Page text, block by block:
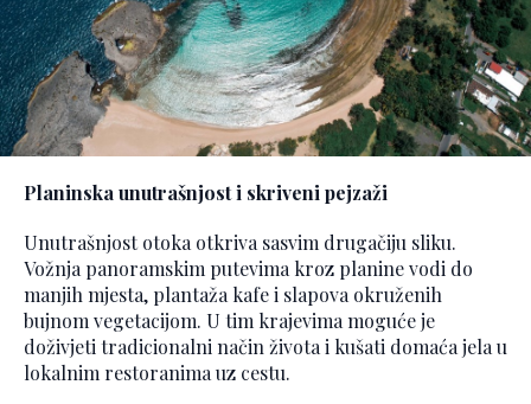
Planinska unutrašnjost i skriveni pejzaži
Unutrašnjost otoka otkriva sasvim drugačiju sliku.
Vožnja panoramskim putevima kroz planine vodi do
manjih mjesta, plantaža kafe i slapova okruženih
bujnom vegetacijom. U tim krajevima moguće je
doživjeti tradicionalni način života i kušati domaća jela u
lokalnim restoranima uz cestu.